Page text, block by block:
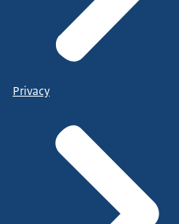
Privacy